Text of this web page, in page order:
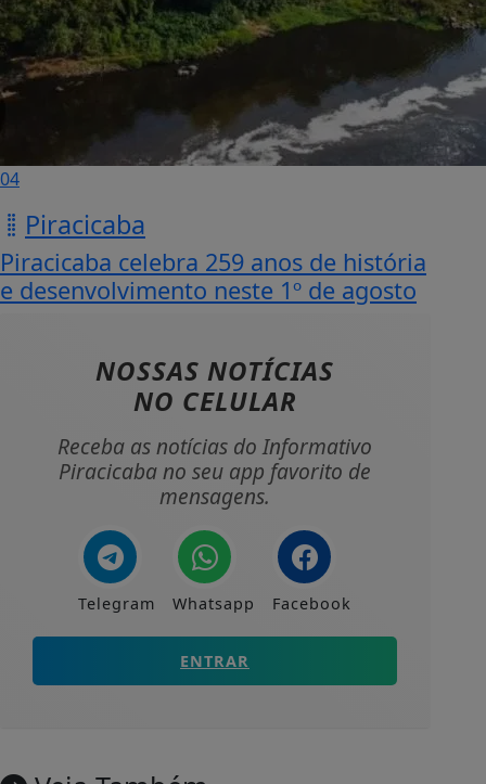
04
Piracicaba
Piracicaba celebra 259 anos de história
e desenvolvimento neste 1º de agosto
NOSSAS NOTÍCIAS
NO CELULAR
Receba as notícias do Informativo
Piracicaba no seu app favorito de
mensagens.
Telegram Whatsapp Facebook
ENTRAR